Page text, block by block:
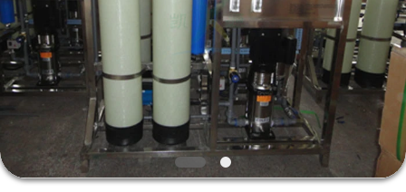
PRODUKTE
ÜBER
UNS
FABRIK-